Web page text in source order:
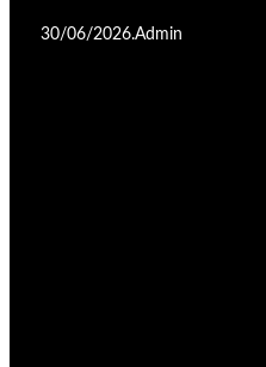
30/06/2026.Admin